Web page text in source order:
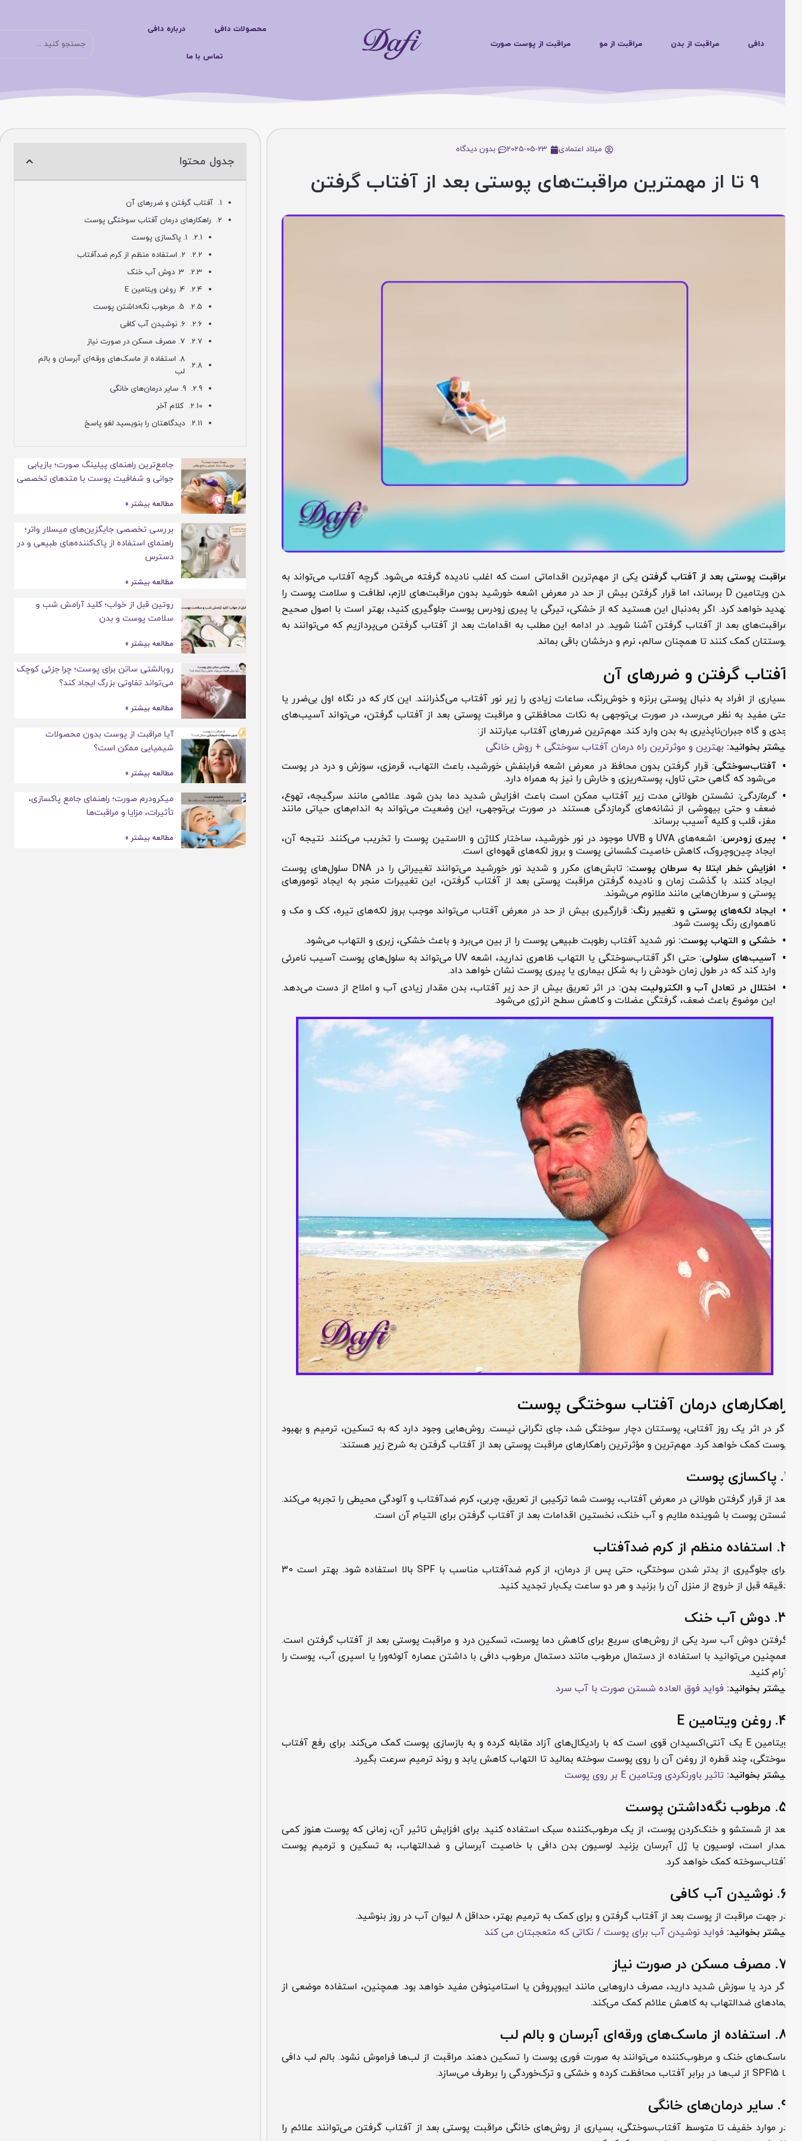
دافی مراقبت از بدن مراقبت از مو مراقبت از پوست صورت
محصولات دافی درباره دافی
تماس با ما
میلاد اعتمادی 2025-05-23 بدون دیدگاه
پوستی بعد از آفتاب گرفتنیکی از مهم‌ترین اقداماتی است که اغلب نادیده گرفته می‌شود. گرچه آفتاب می‌تواند به
بدن ویتامین D برساند، اما قرار گرفتن بیش از حد در معرض اشعه خورشید بدون مراقبت‌های لازم، لطافت و سلامت پوست را
خواهد کرد. اگر به‌دنبال این هستید که از خشکی، تیرگی یا پیری زودرس پوست جلوگیری کنید، بهتر است با اصول صحیح
بعد از آفتاب گرفتن آشنا شوید. در ادامه این مطلب به اقدامات بعد از آفتاب گرفتن می‌پردازیم که می‌توانند به
کمک کنند تا همچنان سالم، نرم و درخشان باقی بماند.
گرفتن و ضررهای آن
از افراد به دنبال پوستی برنزه و خوش‌رنگ، ساعات زیادی را زیر نور آفتاب می‌گذرانند. این کار که در نگاه اول بی‌ضرر یا
مفید به نظر می‌رسد، در صورت بی‌توجهی به نکات محافظتی و مراقبت پوستی بعد از آفتاب گرفتن، می‌تواند آسیب‌های
و گاه جبران‌ناپذیری به بدن وارد کند. مهم‌ترین ضررهای آفتاب عبارتند از:
بخوانید:بهترین و موثرترین راه درمان آفتاب سوختگی + روش خانگی
آفتاب‌سوختگی:قرار گرفتن بدون محافظ در معرض اشعه فرابنفش خورشید، باعث التهاب، قرمزی، سوزش و درد در پوست
می‌شود که گاهی حتی تاول، پوسته‌ریزی و خارش را نیز به همراه دارد.
گرمازدگی:نشستن طولانی مدت زیر آفتاب ممکن است باعث افزایش شدید دما بدن شود. علائمی مانند سرگیجه، تهوع،
ضعف و حتی بیهوشی از نشانه‌های گرمازدگی هستند. در صورت بی‌توجهی، این وضعیت می‌تواند به اندام‌های حیاتی مانند
مغز، قلب و کلیه آسیب برساند.
پیری زودرس:
اشعه‌های UVA و UVB موجود در نور خورشید، ساختار کلاژن و الاستین پوست را تخریب می‌کنند. نتیجه آن،
ایجاد چین‌وچروک، کاهش خاصیت کشسانی پوست و بروز لکه‌های قهوه‌ای است.
افزایش خطر ابتلا به سرطان پوست:
تابش‌های مکرر و شدید نور خورشید می‌توانند تغییراتی را در DNA سلول‌های پوست
ایجاد کنند. با گذشت زمان و نادیده گرفتن مراقبت پوستی بعد از آفتاب گرفتن، این تغییرات منجر به ایجاد تومورهای
پوستی و سرطان‌هایی مانند ملانوم می‌شوند.
ایجاد لکه‌های پوستی و تغییر رنگ:قرارگیری بیش از حد در معرض آفتاب می‌تواند موجب بروز لکه‌های تیره، کک و مک و
ناهمواری رنگ پوست شود.
خشکی و التهاب پوست:نور شدید آفتاب رطوبت طبیعی پوست را از بین می‌برد و باعث خشکی، زبری و التهاب می‌شود.
آسیب‌های سلولی:
حتی اگر آفتاب‌سوختگی یا التهاب ظاهری ندارید، اشعه UV می‌تواند به سلول‌های پوست آسیب نامرئی
وارد کند که در طول زمان خودش را به شکل بیماری یا پیری پوست نشان خواهد داد.
اختلال در تعادل آب و الکترولیت بدن:در اثر تعریق بیش از حد زیر آفتاب، بدن مقدار زیادی آب و املاح از دست می‌دهد.
این موضوع باعث ضعف، گرفتگی عضلات و کاهش سطح انرژی می‌شود.
درمان آفتاب سوختگی پوست
در اثر یک روز آفتابی، پوستتان دچار سوختگی شد، جای نگرانی نیست. روش‌هایی وجود دارد که به تسکین، ترمیم و بهبود
کمک خواهد کرد. مهم‌ترین و مؤثرترین راهکارهای مراقبت پوستی بعد از آفتاب گرفتن به شرح زیر هستند:
پاکسازی پوست
از قرار گرفتن طولانی در معرض آفتاب، پوست شما ترکیبی از تعریق، چربی، کرم ضدآفتاب و آلودگی محیطی را تجربه می‌کند.
پوست با شوینده ملایم و آب خنک، نخستین اقدامات بعد از آفتاب گرفتن برای التیام آن است.
استفاده منظم از کرم ضدآفتاب
برای جلوگیری از بدتر شدن سوختگی، حتی پس از درمان، از کرم ضدآفتاب مناسب با SPF بالا استفاده شود. بهتر است 30
قبل از خروج از منزل آن را بزنید و هر دو ساعت یک‌بار تجدید کنید.
دوش آب خنک
دوش آب سرد یکی از روش‌های سریع برای کاهش دما پوست، تسکین درد و مراقبت پوستی بعد از آفتاب گرفتن است.
می‌توانید با استفاده از دستمال مرطوب مانند دستمال مرطوب دافی با داشتن عصاره آلوئه‌ورا یا اسپری آب، پوست را
کنید.
بخوانید:فواید فوق العاده شستن صورت با آب سرد
روغن ویتامین E
ویتامین E یک آنتی‌اکسیدان قوی است که با رادیکال‌های آزاد مقابله کرده و به بازسازی پوست کمک می‌کند. برای رفع آفتاب
چند قطره از روغن آن را روی پوست سوخته بمالید تا التهاب کاهش یابد و روند ترمیم سرعت بگیرد.
بخوانید:تاثیر باورنکردی ویتامین E بر روی پوست
مرطوب نگه‌داشتن پوست
از شستشو و خنک‌کردن پوست، از یک مرطوب‌کننده سبک استفاده کنید. برای افزایش تاثیر آن، زمانی که پوست هنوز کمی
است، لوسیون یا ژل آبرسان بزنید. لوسیون بدن دافی با خاصیت آبرسانی و ضدالتهاب، به تسکین و ترمیم پوست
کمک خواهد کرد.
نوشیدن آب کافی
جهت مراقبت از پوست بعد از آفتاب گرفتن و برای کمک به ترمیم بهتر، حداقل 8 لیوان آب در روز بنوشید.
بخوانید:فواید نوشیدن آب برای پوست / نکاتی که متعجبتان می کند
مصرف مسکن در صورت نیاز
درد یا سوزش شدید دارید، مصرف داروهایی مانند ایبوپروفن یا استامینوفن مفید خواهد بود. همچنین، استفاده موضعی از
ضدالتهاب به کاهش علائم کمک می‌کند.
استفاده از ماسک‌های ورقه‌ای آبرسان و بالم لب
خنک و مرطوب‌کننده می‌توانند به صورت فوری پوست را تسکین دهند. مراقبت از لب‌ها فراموش نشود. بالم لب دافی
سایر درمان‌های خانگی
موارد خفیف تا متوسط آفتاب‌سوختگی، بسیاری از روش‌های خانگی مراقبت پوستی بعد از آفتاب گرفتن می‌توانند علائم را
جدول محتوا
آفتاب گرفتن و ضررهای آن
راهکارهای درمان آفتاب سوختگی پوست
2. استفاده منظم از کرم ضدآفتاب
3. دوش آب خنک
4. روغن ویتامین E
5. مرطوب نگه‌داشتن پوست
6. نوشیدن آب کافی
7. مصرف مسکن در صورت نیاز
8. استفاده از ماسک‌های ورقه‌ای آبرسان و بالم
لب
9. سایر درمان‌های خانگی
کلام آخر
دیدگاهتان را بنویسید لغو پاسخ
جامع‌ترین راهنمای پیلینگ صورت؛ بازیابی
جوانی و شفافیت پوست با متدهای تخصصی
مطالعه بیشتر »
بررسی تخصصی جایگزین‌های میسلار واتر؛
راهنمای استفاده از پاک‌کننده‌های طبیعی و در
دسترس
مطالعه بیشتر »
روتین قبل از خواب؛ کلید آرامش شب و
سلامت پوست و بدن
مطالعه بیشتر »
روبالشتی ساتن برای پوست؛ چرا جزئی کوچک
می‌تواند تفاوتی بزرگ ایجاد کند؟
مطالعه بیشتر »
آیا مراقبت از پوست بدون محصولات
شیمیایی ممکن است؟
مطالعه بیشتر »
میکرودرم صورت؛ راهنمای جامع پاکسازی،
تأثیرات، مزایا و مراقبت‌ها
مطالعه بیشتر »